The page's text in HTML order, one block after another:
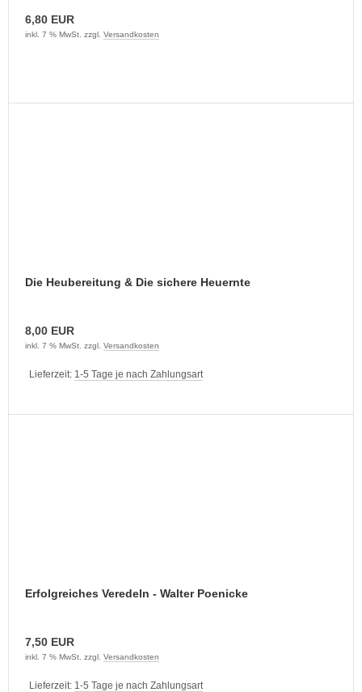
6,80 EUR
inkl. 7 % MwSt. zzgl. Versandkosten
Die Heubereitung & Die sichere Heuernte
8,00 EUR
inkl. 7 % MwSt. zzgl. Versandkosten
Lieferzeit: 1-5 Tage je nach Zahlungsart
Erfolgreiches Veredeln - Walter Poenicke
7,50 EUR
inkl. 7 % MwSt. zzgl. Versandkosten
Lieferzeit: 1-5 Tage je nach Zahlungsart